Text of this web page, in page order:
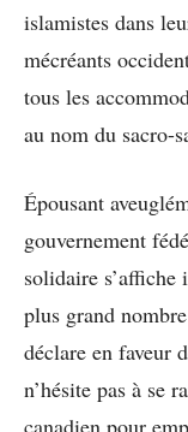
islamistes dans
mécréants
tous les
au nom du sacro-
Épousant
gouvernement
solidaire
plus grand
déclare en faveur
n’hésite pas à se
canadien pour